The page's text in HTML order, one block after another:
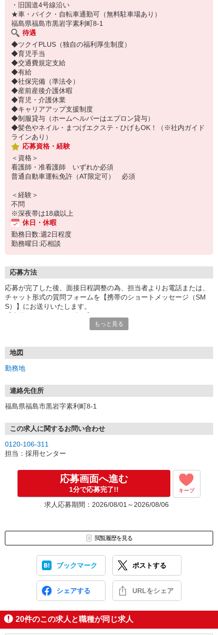
・旧国道4号線沿い
★車・バイク・自転車通勤可（無料駐車場あり）
福島県福島市黒岩字素利町8-1
待遇
◆ツクイPLUS（独自の福利厚生制度）
◆育児手当
◆交通費規定支給
◆有給
◆社保完備（準法令）
◆産前産後介護休暇
◆育児・介護休業
◆キャリアアップ支援制度
◆制服貸与（ホームヘルパーはエプロン貸与）
◆髪色やネイル・まつげエクステ・ひげもOK！（※社内ガイド
ラインあり）
応募資格・経験
＜資格＞
看護師・准看護師 いずれか必須
普通自動車運転免許（AT限定可） 必須
＜経験＞
不問
※深夜帯は18歳以上
休日・休暇
勤務日数:週2日程度
勤務曜日:応相談
応募方法
応募が完了した後、面接日程調整の為、担当者よりお電話または、
チャット形式の質問フォームを【携帯のショートメッセージ（SM
S）】にお送りいたします。
1.応募…Webもしくはお電話より応募ください。
※実技試験はドライバーの職種のみとなります。
もっと見る
地図
勤務地
連絡先住所
福島県福島市黒岩字素利町8-1
この求人に関するお問い合わせ
0120-106-311
担当：採用センター
応募画面へ進む
1分で応募完了!! キープ
求人応募期間：2026/08/01～2026/08/06
閲覧履歴を見る
ブックマーク ポストする
シェアする URLをシェア
20件のこの求人と職種が同じ求人